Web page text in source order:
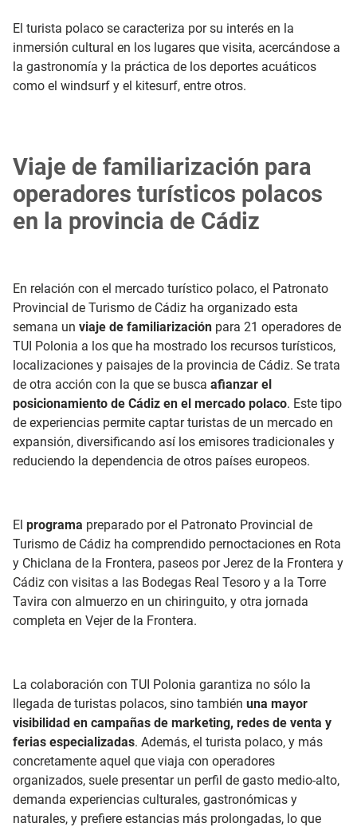
El turista polaco se caracteriza por su interés en la
inmersión cultural en los lugares que visita, acercándose a
la gastronomía y la práctica de los deportes acuáticos
como el windsurf y el kitesurf, entre otros.
Viaje de familiarización para
operadores turísticos polacos
en la provincia de Cádiz
En relación con el mercado turístico polaco, el Patronato
Provincial de Turismo de Cádiz ha organizado esta
semana un viaje de familiarización para 21 operadores de
TUI Polonia a los que ha mostrado los recursos turísticos,
localizaciones y paisajes de la provincia de Cádiz. Se trata
de otra acción con la que se busca afianzar el
posicionamiento de Cádiz en el mercado polaco. Este tipo
de experiencias permite captar turistas de un mercado en
expansión, diversificando así los emisores tradicionales y
reduciendo la dependencia de otros países europeos.
El programa preparado por el Patronato Provincial de
Turismo de Cádiz ha comprendido pernoctaciones en Rota
y Chiclana de la Frontera, paseos por Jerez de la Frontera y
Cádiz con visitas a las Bodegas Real Tesoro y a la Torre
Tavira con almuerzo en un chiringuito, y otra jornada
completa en Vejer de la Frontera.
La colaboración con TUI Polonia garantiza no sólo la
llegada de turistas polacos, sino también una mayor
visibilidad en campañas de marketing, redes de venta y
ferias especializadas. Además, el turista polaco, y más
concretamente aquel que viaja con operadores
organizados, suele presentar un perfil de gasto medio-alto,
demanda experiencias culturales, gastronómicas y
naturales, y prefiere estancias más prolongadas, lo que